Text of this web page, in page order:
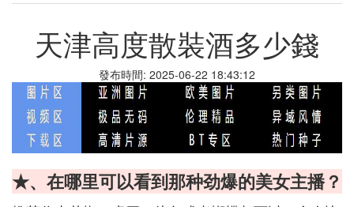
天津高度散裝酒多少錢
發布時間: 2025-06-22 18:43:12
★、在哪里可以看到那种劲爆的美女主播？